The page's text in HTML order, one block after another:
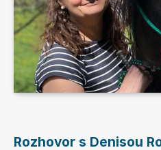
Rozhovor s Denisou